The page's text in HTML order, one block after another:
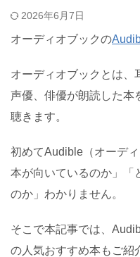
2026年6月7日
オーディオブックの
オーディオブックとは、
声優、俳優が朗読した本
聴きます。
初めてAudible（オーデ
本が向いているのか」「
のか」わかりません。
そこで本記事では、
の人気おすすめ本もご紹